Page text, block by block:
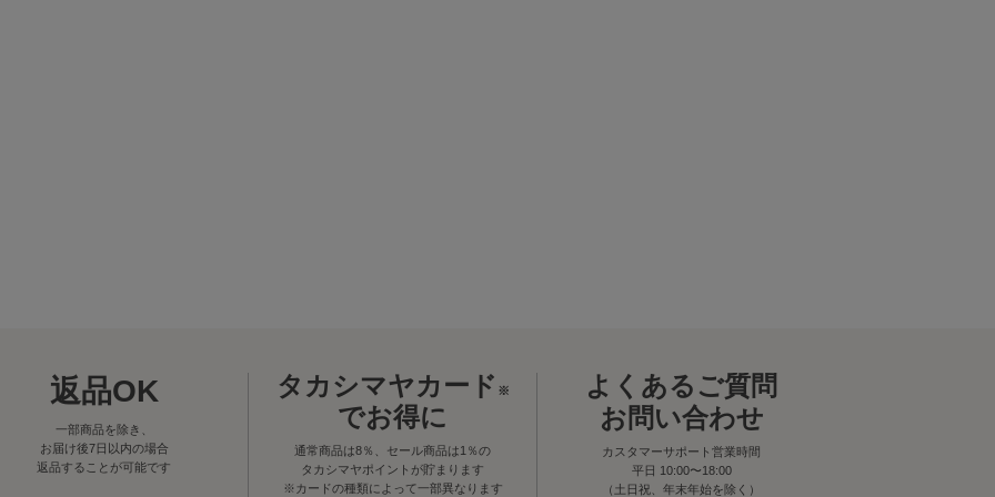
返品OK
一部商品を除き、
お届け後7日以内の場合
返品することが可能です
タカシマヤカード ※
でお得に
通常商品は8％、セール商品は1％の
タカシマヤポイントが貯まります
※カードの種類によって一部異なります
よくあるご質問
お問い合わせ
カスタマーサポート営業時間
平日 10:00〜18:00
（土日祝、年末年始を除く）